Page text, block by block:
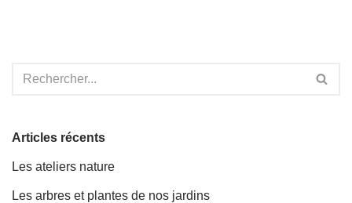
Articles récents
Les ateliers nature
Les arbres et plantes de nos jardins